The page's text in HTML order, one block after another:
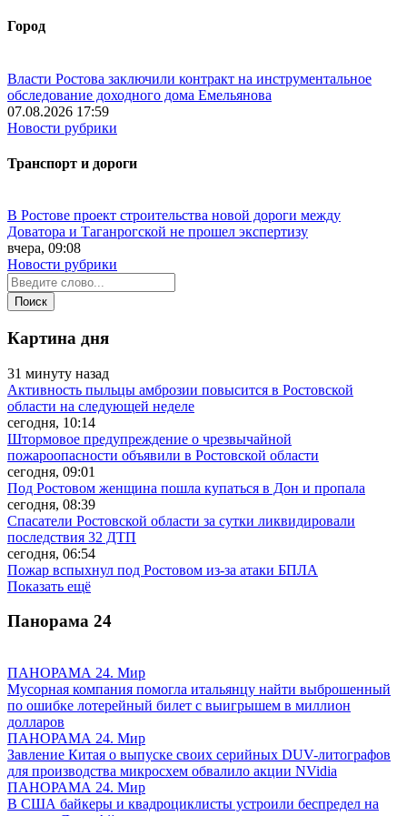
Город
Власти Ростова заключили контракт на инструментальное
обследование доходного дома Емельянова
07.08.2026 17:59
Новости рубрики
Транспорт и дороги
В Ростове проект строительства новой дороги между
Доватора и Таганрогской не прошел экспертизу
вчера, 09:08
Новости рубрики
Картина дня
31 минуту назад
Активность пыльцы амброзии повысится в Ростовской
области на следующей неделе
сегодня, 10:14
Штормовое предупреждение о чрезвычайной
пожароопасности объявили в Ростовской области
сегодня, 09:01
Под Ростовом женщина пошла купаться в Дон и пропала
сегодня, 08:39
Спасатели Ростовской области за сутки ликвидировали
последствия 32 ДТП
сегодня, 06:54
Пожар вспыхнул под Ростовом из-за атаки БПЛА
Показать ещё
Панорама 24
ПАНОРАМА 24. Мир
Мусорная компания помогла итальянцу найти выброшенный
по ошибке лотерейный билет с выигрышем в миллион
долларов
ПАНОРАМА 24. Мир
Завление Китая о выпуске своих серийных DUV-литографов
для производства микросхем обвалило акции NVidia
ПАНОРАМА 24. Мир
В США байкеры и квадроциклисты устроили беспредел на